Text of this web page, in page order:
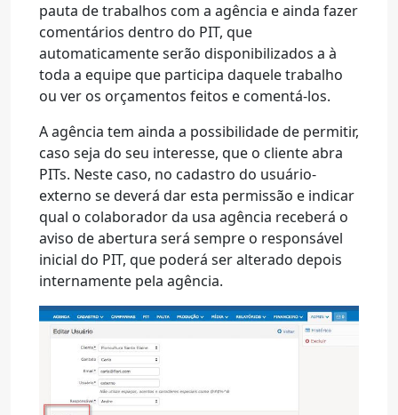
pauta de trabalhos com a agência e ainda fazer
comentários dentro do PIT, que
automaticamente serão disponibilizados a à
toda a equipe que participa daquele trabalho
ou ver os orçamentos feitos e comentá-los.
A agência tem ainda a possibilidade de permitir,
caso seja do seu interesse, que o cliente abra
PITs. Neste caso, no cadastro do usuário-
externo se deverá dar esta permissão e indicar
qual o colaborador da usa agência receberá o
aviso de abertura será sempre o responsável
inicial do PIT, que poderá ser alterado depois
internamente pela agência.